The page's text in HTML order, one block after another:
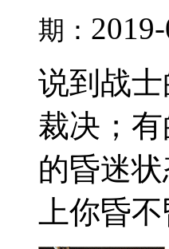
期：
说到战
裁决；
的昏迷
上你昏